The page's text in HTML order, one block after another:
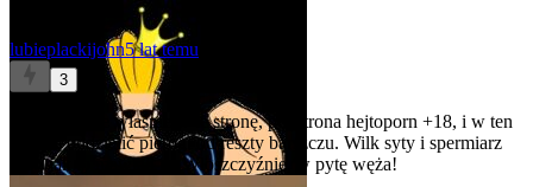
lubieplackijohn5 lat temu
3
może właśnie w te stronę, podstrona hejtoporn +18, i w ten
sposób oddzielić pierogi od reszty barszczu. Wilk syty i spermiarz
cały, jak to mawiali na Włoszczyźnie, w pytę węża!